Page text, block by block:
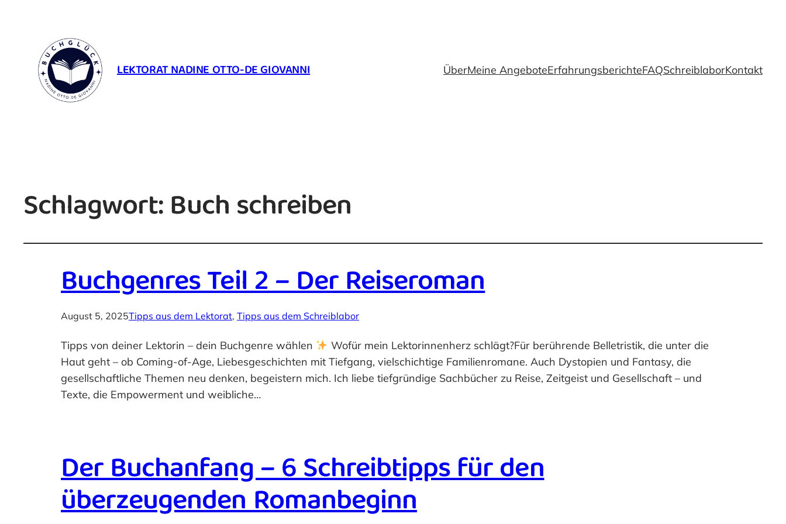
LEKTORAT NADINE OTTO-DE GIOVANNI ÜberMeine AngeboteErfahrungsberichteFAQSchreiblaborKontakt
Schlagwort:Buch schreiben
Buchgenres Teil 2 – Der Reiseroman
August 5, 2025Tipps aus dem Lektorat, Tipps aus dem Schreiblabor
Tipps von deiner Lektorin – dein Buchgenre wählen
Wofür mein Lektorinnenherz schlägt?Für berührende Belletristik, die unter die
Haut geht – ob Coming-of-Age, Liebesgeschichten mit Tiefgang, vielschichtige Familienromane. Auch Dystopien und Fantasy, die
gesellschaftliche Themen neu denken, begeistern mich. Ich liebe tiefgründige Sachbücher zu Reise, Zeitgeist und Gesellschaft – und
Texte, die Empowerment und weibliche…
Der Buchanfang – 6 Schreibtipps für den
überzeugenden Romanbeginn